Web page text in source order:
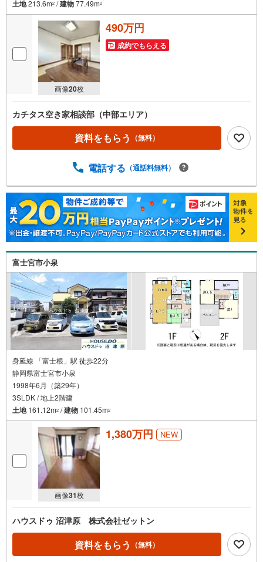
土地213.6m2 /建物77.49m2
画像20枚
490万円
成約でもらえる
カチタス空き家相談部（中部エリア）
資料をもらう （無料）
電話する （通話料無料）
富士宮市小泉
身延線 「富士根」駅 徒歩22分
静岡県富士宮市小泉
1998年6月（築29年）
3SLDK / 地上2階建
土地161.12m2 /建物 101.45m2
画像31枚
1,380万円 NEW
ハウスドゥ 沼津原 株式会社ゼットン
資料をもらう （無料）